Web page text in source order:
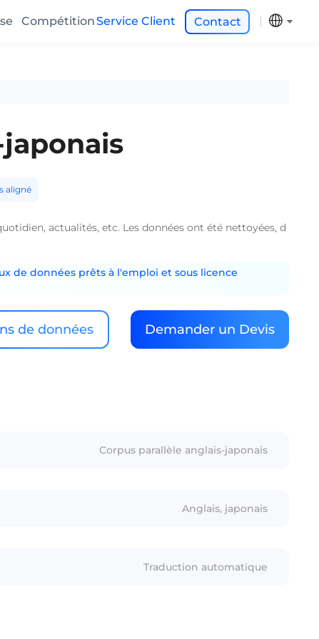
CompétitionService Client Contact
aligné
actualités, etc. Les données ont été nettoyées, d
de données prêts à l'emploi et sous licence
de données Demander un Devis
Corpus parallèle anglais-japonais
Anglais, japonais
Traduction automatique